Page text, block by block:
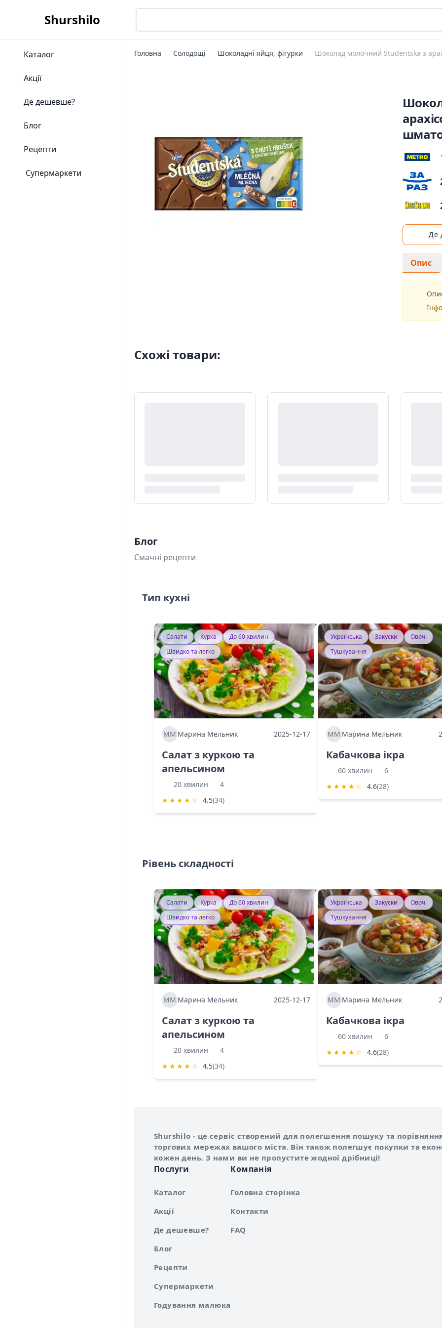
Shurshilo
Каталог
Акції
Де дешевше?
Блог
Рецепти
Супермаркети
Головна Солодощі Шоколадні яйця, фігурки Шоколад молочний Studentska з
Де
Опис
Схожі товари:
Блог
Смачні рецепти
Тип кухні
Салати Курка
До 60 хвилин
Швидко та легко
ММ Марина Мельник 2025-12-17
Салат з куркою та
апельсином
20 хвилин
4
★ ★ ★ ★ ☆ 4.5(34)
Українська Закуски
Овочі
Тушкування
ММ Марина Мельник
Кабачкова ікра
60 хвилин
6
★ ★ ★ ★ ☆ 4.6(28)
Рівень складності
Салати Курка
До 60 хвилин
Швидко та легко
ММ Марина Мельник 2025-12-17
Салат з куркою та
апельсином
20 хвилин
4
★ ★ ★ ★ ☆ 4.5(34)
Українська Закуски
Овочі
Тушкування
ММ Марина Мельник
Кабачкова ікра
60 хвилин
6
★ ★ ★ ★ ☆ 4.6(28)
Про сервіс Shurshilo
Shurshilo - це сервіс створений для полегшення пошуку та
торгових мережах вашого міста. Він також полегшує покупки та
кожен день. З нами ви не пропустите жодної дрібниці!
Послуги
Каталог
Акції
Де дешевше?
Блог
Рецепти
Супермаркети
Годування малюка
Компанія
Головна сторінка
Контакти
FAQ